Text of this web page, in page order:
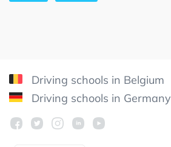
Driving schools in Belgium
Driving schools in Germany